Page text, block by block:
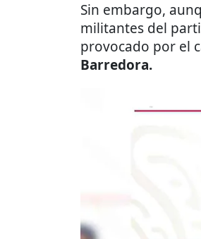
Sin embargo,
militantes del
provocado por el
Barredora.